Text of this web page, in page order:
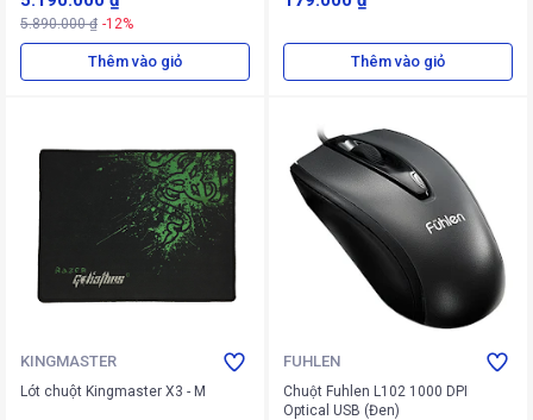
5.890.000 ₫ -12%
Thêm vào giỏ Thêm vào giỏ
KINGMASTER
Lót chuột Kingmaster X3 - M
FUHLEN
Chuột Fuhlen L102 1000 DPI
Optical USB (Đen)